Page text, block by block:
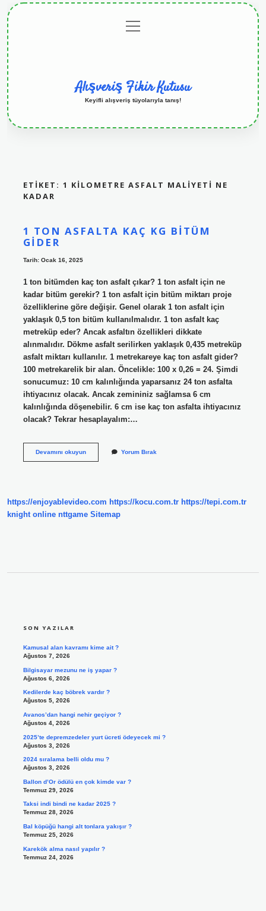
menüyü
aç
Alışveriş Fikir Kutusu
Keyifli alışveriş tüyolarıyla tanış!
ETIKET: 1 KILOMETRE ASFALT MALIYETI NE
KADAR
1 TON ASFALTA KAÇ KG BITÜM
GIDER
Tarih: Ocak 16, 2025
1 ton bitümden kaç ton asfalt çıkar? 1 ton asfalt için ne
kadar bitüm gerekir? 1 ton asfalt için bitüm miktarı proje
özelliklerine göre değişir. Genel olarak 1 ton asfalt için
yaklaşık 0,5 ton bitüm kullanılmalıdır. 1 ton asfalt kaç
metreküp eder? Ancak asfaltın özellikleri dikkate
alınmalıdır. Dökme asfalt serilirken yaklaşık 0,435 metreküp
asfalt miktarı kullanılır. 1 metrekareye kaç ton asfalt gider?
100 metrekarelik bir alan. Öncelikle: 100 x 0,26 = 24. Şimdi
sonucumuz: 10 cm kalınlığında yaparsanız 24 ton asfalta
ihtiyacınız olacak. Ancak zemininiz sağlamsa 6 cm
kalınlığında döşenebilir. 6 cm ise kaç ton asfalta ihtiyacınız
olacak? Tekrar hesaplayalım:…
Devamını okuyun1
Gider
Yorum Bırak
https://enjoyablevideo.com https://kocu.com.tr https://tepi.com.tr
knight online nttgame Sitemap
SON YAZILAR
Kamusal alan kavramı kime ait ?
Ağustos 7, 2026
Bilgisayar mezunu ne iş yapar ?
Ağustos 6, 2026
Kedilerde kaç böbrek vardır ?
Ağustos 5, 2026
Avanos’dan hangi nehir geçiyor ?
Ağustos 4, 2026
2025’te depremzedeler yurt ücreti ödeyecek mi ?
Ağustos 3, 2026
2024 sıralama belli oldu mu ?
Ağustos 3, 2026
Ballon d’Or ödülü en çok kimde var ?
Temmuz 29, 2026
Taksi indi bindi ne kadar 2025 ?
Temmuz 28, 2026
Bal köpüğü hangi alt tonlara yakışır ?
Temmuz 25, 2026
Karekök alma nasıl yapılır ?
Temmuz 24, 2026